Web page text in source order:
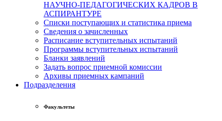
НАУЧНО-ПЕДАГОГИЧЕСКИХ КАДРОВ В
АСПИРАНТУРЕ
Списки поступающих и статистика приема
Сведения о зачисленных
Расписание вступительных испытаний
Программы вступительных испытаний
Бланки заявлений
Задать вопрос приемной комиссии
Архивы приемных кампаний
Подразделения
Факультеты